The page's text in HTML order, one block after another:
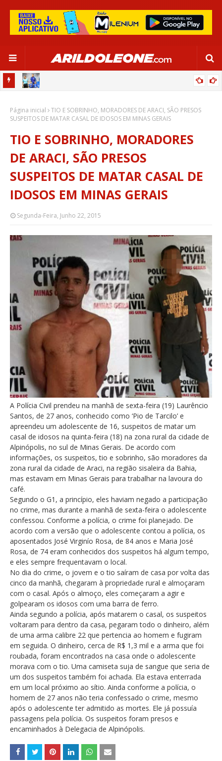
SALVADOR
Página inicial
TIO E SOBRINHO, MORADORES DE ARACI, SÃO PRESOS
SUSPEITOS DE MATAR CASAL DE IDOSOS EM MINAS GERAIS
TIO E SOBRINHO, MORADORES
DE ARACI, SÃO PRESOS
SUSPEITOS DE MATAR CASAL DE
IDOSOS EM MINAS GERAIS
Segunda-Feira, Junho 22, 2015
A Polícia Civil prendeu na manhã de sexta-feira (19) Laurêncio
Santos, de 27 anos, conhecido como ‘Pio de Tarcilo’ e
apreendeu um adolescente de 16, suspeitos de matar um
casal de idosos na quinta-feira (18) na zona rural da cidade de
Alpinópolis, no sul de Minas Gerais. De acordo com
informações, os suspeitos, tio e sobrinho, são moradores da
zona rural da cidade de Araci, na região sisaleira da Bahia,
mas estavam em Minas Gerais para trabalhar na lavoura do
café.
Segundo o G1, a princípio, eles haviam negado a participação
no crime, mas durante a manhã de sexta-feira o adolescente
confessou. Conforme a polícia, o crime foi planejado. De
acordo com a versão que o adolescente contou a polícia, os
aposentados José Virginío Rosa, de 84 anos e Maria José
Rosa, de 74 eram conhecidos dos suspeitos há algum tempo,
e eles sempre frequentavam o local.
No dia do crime, o jovem e o tio saíram de casa por volta das
cinco da manhã, chegaram à propriedade rural e almoçaram
com o casal. Após o almoço, eles começaram a agir e
golpearam os idosos com uma barra de ferro.
Ainda segundo a polícia, após matarem o casal, os suspeitos
voltaram para dentro da casa, pegaram todo o dinheiro, além
de uma arma calibre 22 que pertencia ao homem e fugiram
em seguida. O dinheiro, cerca de R$ 1,3 mil e a arma que foi
roubada, foram encontrados na casa onde o adolescente
morava com o tio. Uma camiseta suja de sangue que seria de
um dos suspeitos também foi achada. Ela estava enterrada
em um local próximo ao sítio. Ainda conforme a polícia, o
homem de 27 anos não teria confessado o crime, mesmo
após o adolescente ter admitido as mortes. Ele já possuía
passagens pela polícia. Os suspeitos foram presos e
encaminhados à Delegacia de Alpinópolis.